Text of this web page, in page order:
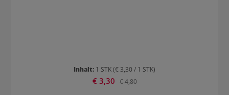
Inhalt: 1 STK(€ 3,30 / 1 STK)
Verkaufspreis:
€ 3,30 Regulärer Preis:
€ 4,80